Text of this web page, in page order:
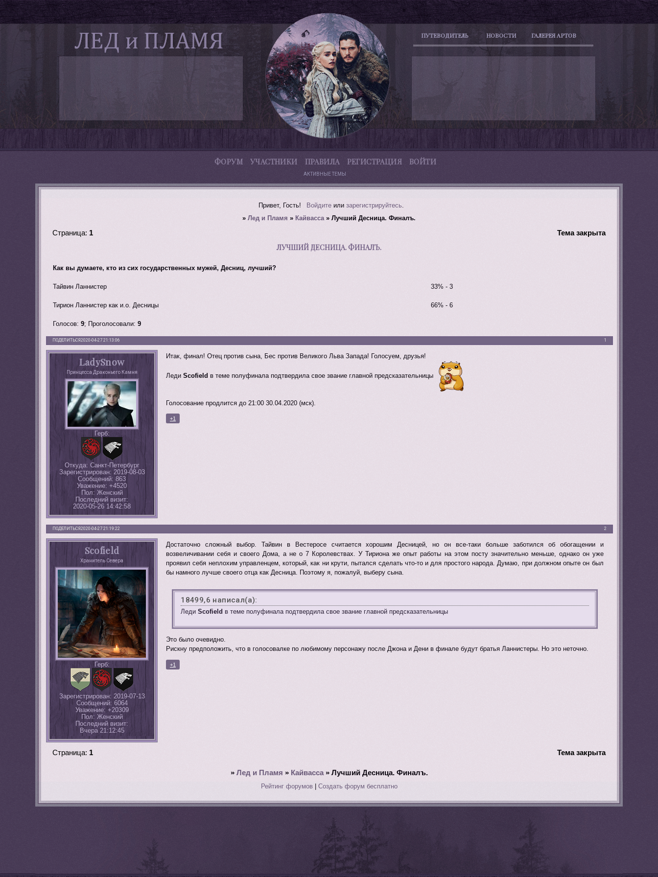
ПУТЕВОДИТЕЛЬ НОВОСТИ ГАЛЕРЕЯ АРТОВ
ФОРУМ УЧАСТНИКИ ПРАВИЛА РЕГИСТРАЦИЯ ВОЙТИ
АКТИВНЫЕ ТЕМЫ
Привет, Гость! Войдитеили зарегистрируйтесь.
» Лед и Пламя » Кайвасса » Лучший Десница. Финалъ.
ЛУЧШИЙ ДЕСНИЦА. ФИНАЛЪ.
Страница: 1 Тема закрыта
Как вы думаете, кто из сих государственных мужей, Десниц, лучший?
Тайвин Ланнистер 33% - 3
Тирион Ланнистер как и.о. Десницы 66% - 6
Голосов:9; Проголосовали:9
ПОДЕЛИТЬСЯ 1
2020-04-27 21:13:06
LadySnow
Принцесса Драконьего Камня
Герб:
Откуда: Санкт-Петербург
Зарегистрирован: 2019-08-03
Сообщений: 863
Уважение: +4520
Пол: Женский
Последний визит:
2020-05-26 14:42:58
Итак, финал! Отец против сына, Бес против Великого Льва Запада! Голосуем, друзья!
Леди Scofield в теме полуфинала подтвердила свое звание главной предсказательницы
Голосование продлится до 21:00 30.04.2020 (мск).
+1
ПОДЕЛИТЬСЯ 2
2020-04-27 21:19:22
Scofield
Хранитель Севера
Герб:
Зарегистрирован: 2019-07-13
Сообщений: 6064
Уважение: +20309
Пол: Женский
Последний визит:
Вчера 21:12:45
Достаточно сложный выбор. Тайвин в Вестеросе считается хорошим Десницей, но он все-таки больше заботился об обогащении и
возвеличивании себя и своего Дома, а не о 7 Королевствах. У Тириона же опыт работы на этом посту значительно меньше, однако он уже
проявил себя неплохим управленцем, который, как ни крути, пытался сделать что-то и для простого народа. Думаю, при должном опыте он был
бы намного лучше своего отца как Десница. Поэтому я, пожалуй, выберу сына.
18499,6 написал(а):
ЛедиScofield в теме полуфинала подтвердила свое звание главной предсказательницы
Это было очевидно.
Рискну предположить, что в голосовалке по любимому персонажу после Джона и Дени в финале будут братья Ланнистеры. Но это неточно.
+1
Тема закрыта
Страница: 1
» Лед и Пламя » Кайвасса » Лучший Десница. Финалъ.
Рейтинг форумов| Создать форум бесплатно